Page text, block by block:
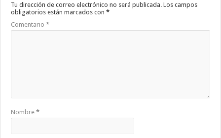
Tu dirección de correo electrónico no será publicada. Los campos
obligatorios están marcados con*
Comentario*
Nombre*